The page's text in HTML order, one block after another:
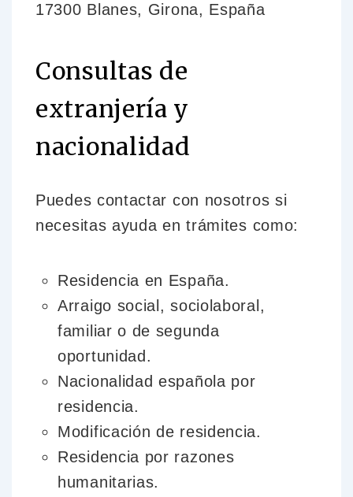
17300 Blanes, Girona, España
Consultas de
extranjería y
nacionalidad
Puedes contactar con nosotros si
necesitas ayuda en trámites como:
Residencia en España.
Arraigo social, sociolaboral,
familiar o de segunda
oportunidad.
Nacionalidad española por
residencia.
Modificación de residencia.
Residencia por razones
humanitarias.